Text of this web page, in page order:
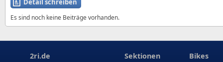
Detail schreiben
Es sind noch keine Beiträge vorhanden.
2ri.de Sektionen Bikes